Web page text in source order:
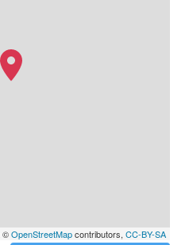
©OpenStreetMapcontributors, CC-BY-SA